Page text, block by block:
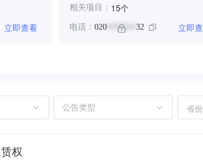
立即查看
相关项目： 15个
电话： 020 ******* 32 立即
省
权